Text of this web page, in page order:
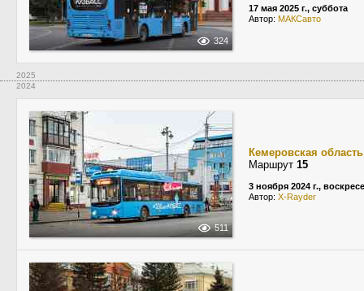
324
17 мая 2025 г., суббота
Автор: МАКСавто
2025
2024
511
Кемеровская
Маршрут 15
3 ноября 2024 г.,
Автор: X-Rayder